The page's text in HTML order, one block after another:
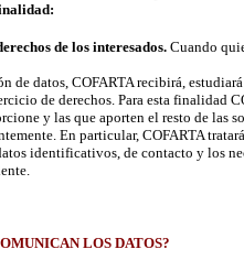
de los interesados. Cuando
datos, COFARTA recibirá,
de derechos. Para esta finalidad
y las que aporten el resto de las
En particular, COFARTA
identificativos, de contacto y los
LOS DATOS?